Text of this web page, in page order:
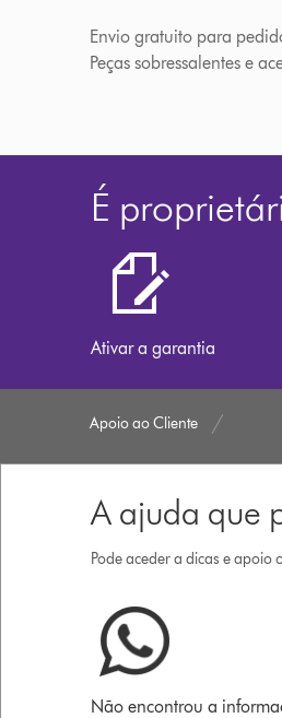
Envio gratuito para
Peças sobressalentes e
É
Ativar a garantia
Apoio ao Cliente
A ajuda que
Pode aceder a dicas e apoio
Não encontrou a